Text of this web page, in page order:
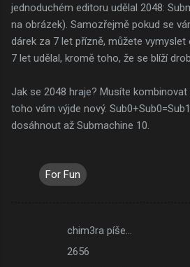
jednoduchém editoru udělal 2048:
na obrázek). Samozřejmě pokud se
dárek za 7 let přízně, můžete
7 let udělal, kromě toho, že se blíží
Jak se 2048 hraje? Musíte
toho vám výjde nový.
dosáhnout až Submachine 10.
For Fun
chim3ra píše…
2656